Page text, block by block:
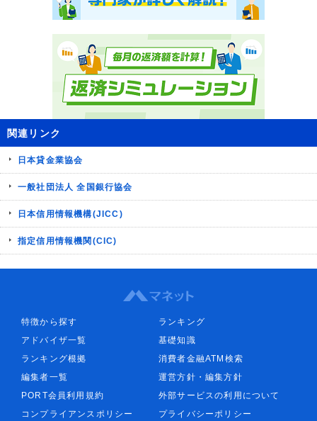
関連リンク
日本貸金業協会
一般社団法人 全国銀行協会
日本信用情報機構(JICC)
指定信用情報機関(CIC)
特徴から探す
ランキング
アドバイザ一覧
基礎知識
ランキング根拠
消費者金融ATM検索
編集者一覧
運営方針・編集方針
PORT会員利用規約
外部サービスの利用について
コンプライアンスポリシー
プライバシーポリシー